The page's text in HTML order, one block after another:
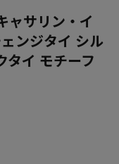
ャサリン・イ
ンジタイ シル
タイ モチーフ